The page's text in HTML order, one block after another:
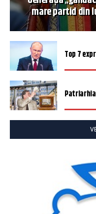
mare partid din
Top 7